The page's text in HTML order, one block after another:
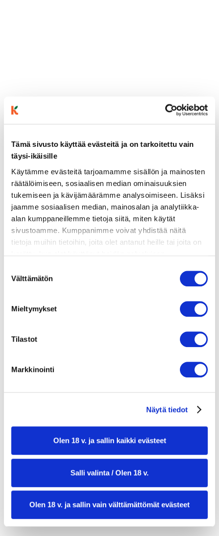
Tämä sivusto käyttää evästeitä ja on tarkoitettu vain
täysi-ikäisille
Käytämme evästeitä tarjoamamme sisällön ja mainosten
räätälöimiseen, sosiaalisen median ominaisuuksien
tukemiseen ja kävijämäärämme analysoimiseen. Lisäksi
jaamme sosiaalisen median, mainosalan ja analytiikka-
alan kumppaneillemme tietoja siitä, miten käytät
sivustoamme. Kumppanimme voivat yhdistää näitä
tietoja muihin tietoihin, joita olet antanut heille tai joita on
tai vanhempi. Vahvista ikäsi käyttääksesi sivustoa.
valinta
Välttämätön
Mieltymykset
Tilastot
Markkinointi
Näytä tiedot
Olen 18 v. ja sallin kaikki evästeet
Salli valinta / Olen 18 v.
Olen 18 v. ja sallin vain välttämättömät evästeet
ainekset
valmistusohje
lisätietoja
3 sipulia
1 sitruuna
2 rkl auringonkukansiemeniä
2 tl hunajaa tai vaahterasiirappia
2 tl currya
1–2 tl inkiväärimaustetta
1 tl oreganoa
suolaa tai soijakastiketta